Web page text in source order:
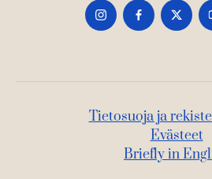
Tietosuoja ja
Evästeet
Briefly in